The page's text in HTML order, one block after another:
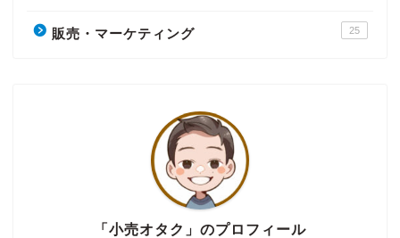
販売・マーケティング 25
「小売オタク」のプロフィール